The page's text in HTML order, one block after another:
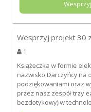
Wesprzyj projekt 30
1
Książeczka w formie
nazwisko Darczyńcy na
podziękowaniami oraz
przez nasz zespół trzy
bezdotykowy) w